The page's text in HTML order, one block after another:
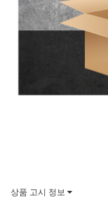
상품 고시 정보